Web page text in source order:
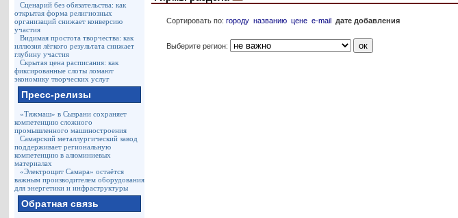
Сценарий без обязательства: как
открытая форма религиозных
организаций снижает конверсию
участия
Видимая простота творчества: как
иллюзия лёгкого результата снижает
глубину участия
Скрытая цена расписания: как
фиксированные слоты ломают
экономику творческих услуг
Пресс-релизы
«Тяжмаш» в Сызрани сохраняет
компетенцию сложного
промышленного машиностроения
Самарский металлургический завод
поддерживает региональную
компетенцию в алюминиевых
материалах
«Электрощит Самара» остаётся
важным производителем оборудования
для энергетики и инфраструктуры
Обратная связь
Сортировать по:городу названию цене e-mail дате добавления
Выберите регион: